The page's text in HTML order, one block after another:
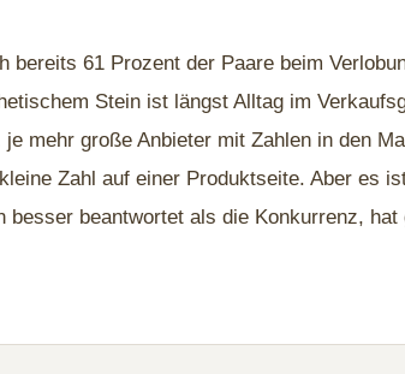
bereits 61 Prozent der Paare beim
Stein ist längst Alltag im
mehr große Anbieter mit Zahlen in den
Zahl auf einer Produktseite. Aber es
besser beantwortet als die Konkurrenz,